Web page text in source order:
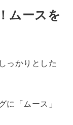
ムースを
っかりとした
に「ムース」